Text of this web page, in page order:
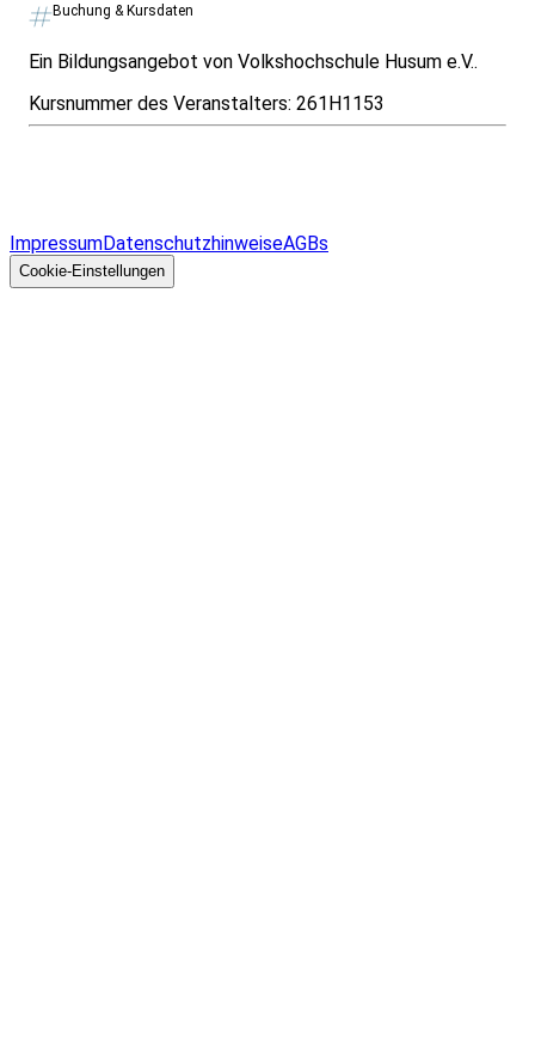
Buchung & Kursdaten
Ein Bildungsangebot von Volkshochschule Husum e.V..
Kursnummer des Veranstalters: 261H1153
ImpressumDatenschutzhinweiseAGBs
Cookie-Einstellungen